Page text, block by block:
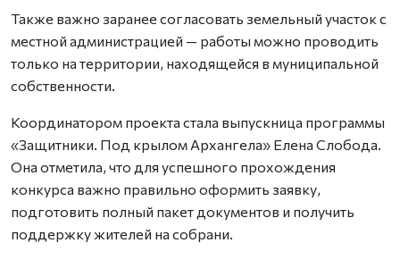
Также важно заранее согласовать земельный участок с
местной администрацией — работы можно проводить
только на территории, находящейся в муниципальной
собственности.
Координатором проекта стала выпускница программы
«Защитники. Под крылом Архангела» Елена Слобода.
Она отметила, что для успешного прохождения
конкурса важно правильно оформить заявку,
подготовить полный пакет документов и получить
поддержку жителей на собрани.